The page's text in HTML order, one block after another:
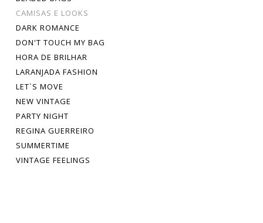
CAMISAS E LOOKS
DARK ROMANCE
DON'T TOUCH MY BAG
HORA DE BRILHAR
LARANJADA FASHION
LET`S MOVE
NEW VINTAGE
PARTY NIGHT
REGINA GUERREIRO
SUMMERTIME
VINTAGE FEELINGS